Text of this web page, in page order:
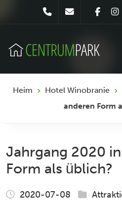
Heim Hotel Winobranie
anderen Form
Jahrgang 2020
Form als üblich?
2020-07-08